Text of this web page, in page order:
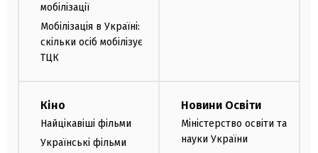
мобілізації
Мобілізація в Україні:
скільки осіб мобілізує
ТЦК
Кіно
Найцікавіші фільми
Українські фільми
Новини Освіти
Міністерство освіти та
науки України